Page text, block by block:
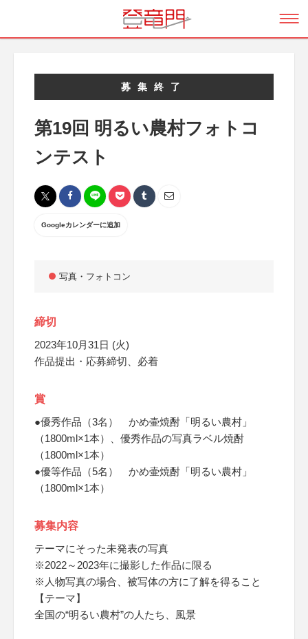
募集終了
第19回 明るい農村フォトコ
ンテスト
Googleカレンダーに追加
写真・フォトコン
締切
2023年10月31日 (火)
作品提出・応募締切、必着
賞
●優秀作品（3名） かめ壷焼酎「明るい農村」
（1800ml×1本）、優秀作品の写真ラベル焼酎
（1800ml×1本）
●優等作品（5名） かめ壷焼酎「明るい農村」
（1800ml×1本）
募集内容
テーマにそった未発表の写真
※2022～2023年に撮影した作品に限る
※人物写真の場合、被写体の方に了解を得ること
【テーマ】
全国の“明るい農村”の人たち、風景